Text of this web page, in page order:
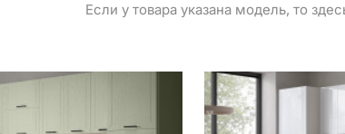
Если у товара указана модель, то